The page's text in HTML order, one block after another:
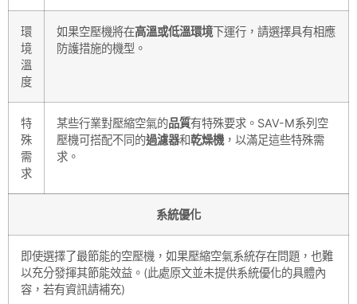
環
境
溫
度
如果空壓機將在高溫或低溫環境下運行，請選擇具有相應
防護措施的機型。
特
殊
需
求
某些行業對壓縮空氣的品質有特殊要求。 SAV-M系列空
壓機可搭配不同的過濾器和乾燥機 ，以滿足這些特殊需
求。
系統優化
即使選擇了最節能的空壓機，如果壓縮空氣系統存在問題，也難
以充分發揮其節能效益。(此處原文並未提供系統優化的具體內
容，若有資訊請補充)